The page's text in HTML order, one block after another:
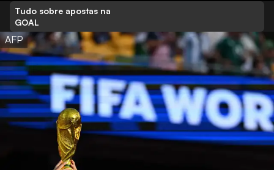
Tudo sobre apostas na
GOAL
AFP